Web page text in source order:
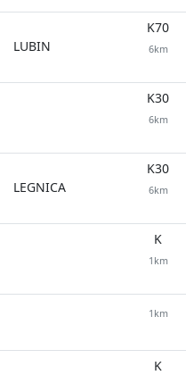
LUBIN
K70
6km
K30
6km
LEGNICA
K30
6km
K
1km
1km
K